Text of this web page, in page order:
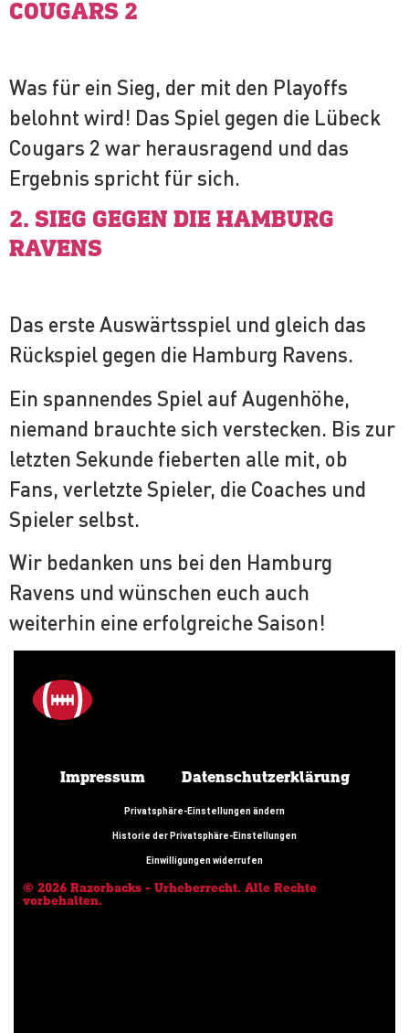
COUGARS 2
Was für ein Sieg, der mit den Playoffs
belohnt wird! Das Spiel gegen die Lübeck
Cougars 2 war herausragend und das
Ergebnis spricht für sich.
2. SIEG GEGEN DIE HAMBURG
RAVENS
Das erste Auswärtsspiel und gleich das
Rückspiel gegen die Hamburg Ravens.
Ein spannendes Spiel auf Augenhöhe,
niemand brauchte sich verstecken. Bis zur
letzten Sekunde fieberten alle mit, ob
Fans, verletzte Spieler, die Coaches und
Spieler selbst.
Wir bedanken uns bei den Hamburg
Ravens und wünschen euch auch
weiterhin eine erfolgreiche Saison!
Impressum Datenschutzerklärung
Privatsphäre-Einstellungen ändern
Historie der Privatsphäre-Einstellungen
Einwilligungen widerrufen
© 2026 Razorbacks - Urheberrecht. Alle Rechte
vorbehalten.